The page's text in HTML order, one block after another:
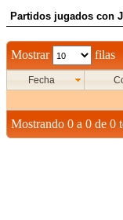
Partidos jugados con
Mostrar filas
Fecha
Mostrando 0 a 0 de 0